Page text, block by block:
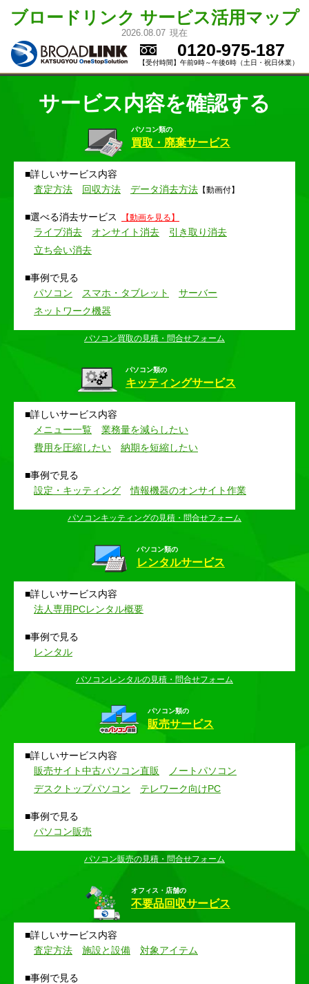
ブロードリンク サービス活用マップ
2026.08.07 現在
0120-975-187
【受付時間】 午前9時～午後6時 （土日・祝日休業）
サービス内容を確認する
パソコン類の
買取・廃棄サービス
詳しいサービス内容
査定方法
回収方法 データ消去方法 【動画付】
選べる消去サービス 【動画を見る】
ライブ消去 オンサイト消去
引き取り消去
立ち会い消去
事例で見る
パソコン
スマホ・タブレット
サーバー
ネットワーク機器
パソコン買取の見積・問合せフォーム
パソコン類の
キッティングサービス
詳しいサービス内容
メニュー一覧
業務量を減らしたい
費用を圧縮したい
納期を短縮したい
事例で見る
設定・キッティング
情報機器のオンサイト作業
パソコンキッティングの見積・問合せフォーム
パソコン類の
レンタルサービス
詳しいサービス内容
法人専用PCレンタル概要
事例で見る
レンタル
パソコンレンタルの見積・問合せフォーム
パソコン類の
販売サービス
詳しいサービス内容
販売サイト中古パソコン直販
ノートパソコン
デスクトップパソコン
テレワーク向けPC
事例で見る
パソコン販売
パソコン販売の見積・問合せフォーム
オフィス・店舗の
不要品回収サービス
詳しいサービス内容
査定方法
施設と設備 対象アイテム
事例で見る